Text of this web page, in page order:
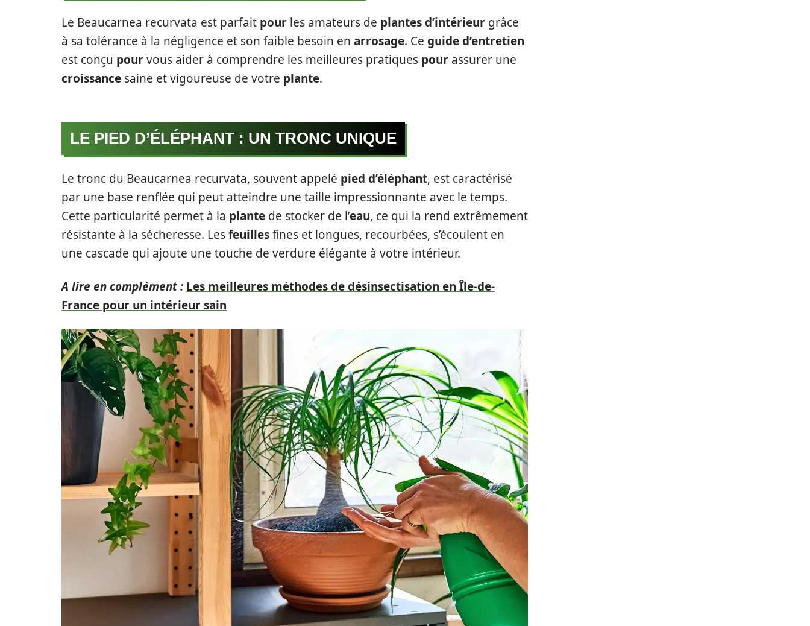
Le Beaucarnea recurvata est parfait pour les amateurs de plantes d’intérieur grâce
à sa tolérance à la négligence et son faible besoin en arrosage. Ce guide d’entretien
est conçu pourvous aider à comprendre les meilleures pratiques pour assurer une
croissance saine et vigoureuse de votre plante.
LE PIED D’ÉLÉPHANT : UN TRONC UNIQUE
Le tronc du Beaucarnea recurvata, souvent appelé pied d’éléphant, est caractérisé
par une base renflée qui peut atteindre une taille impressionnante avec le temps.
Cette particularité permet à la plante de stocker de l’eau, ce qui la rend extrêmement
résistante à la sécheresse. Lesfeuillesfines et longues, recourbées, s’écoulent en
une cascade qui ajoute une touche de verdure élégante à votre intérieur.
A lire en complément : Les meilleures méthodes de désinsectisation en Île-de-
France pour un intérieur sain